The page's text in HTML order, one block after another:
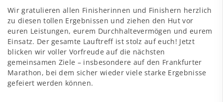
Wir gratulieren allen Finisherinnen und Finishern herzlich
zu diesen tollen Ergebnissen und ziehen den Hut vor
euren Leistungen, eurem Durchhaltevermögen und eurem
Einsatz. Der gesamte Lauftreff ist stolz auf euch! Jetzt
blicken wir voller Vorfreude auf die nächsten
gemeinsamen Ziele – insbesondere auf den Frankfurter
Marathon, bei dem sicher wieder viele starke Ergebnisse
gefeiert werden können.